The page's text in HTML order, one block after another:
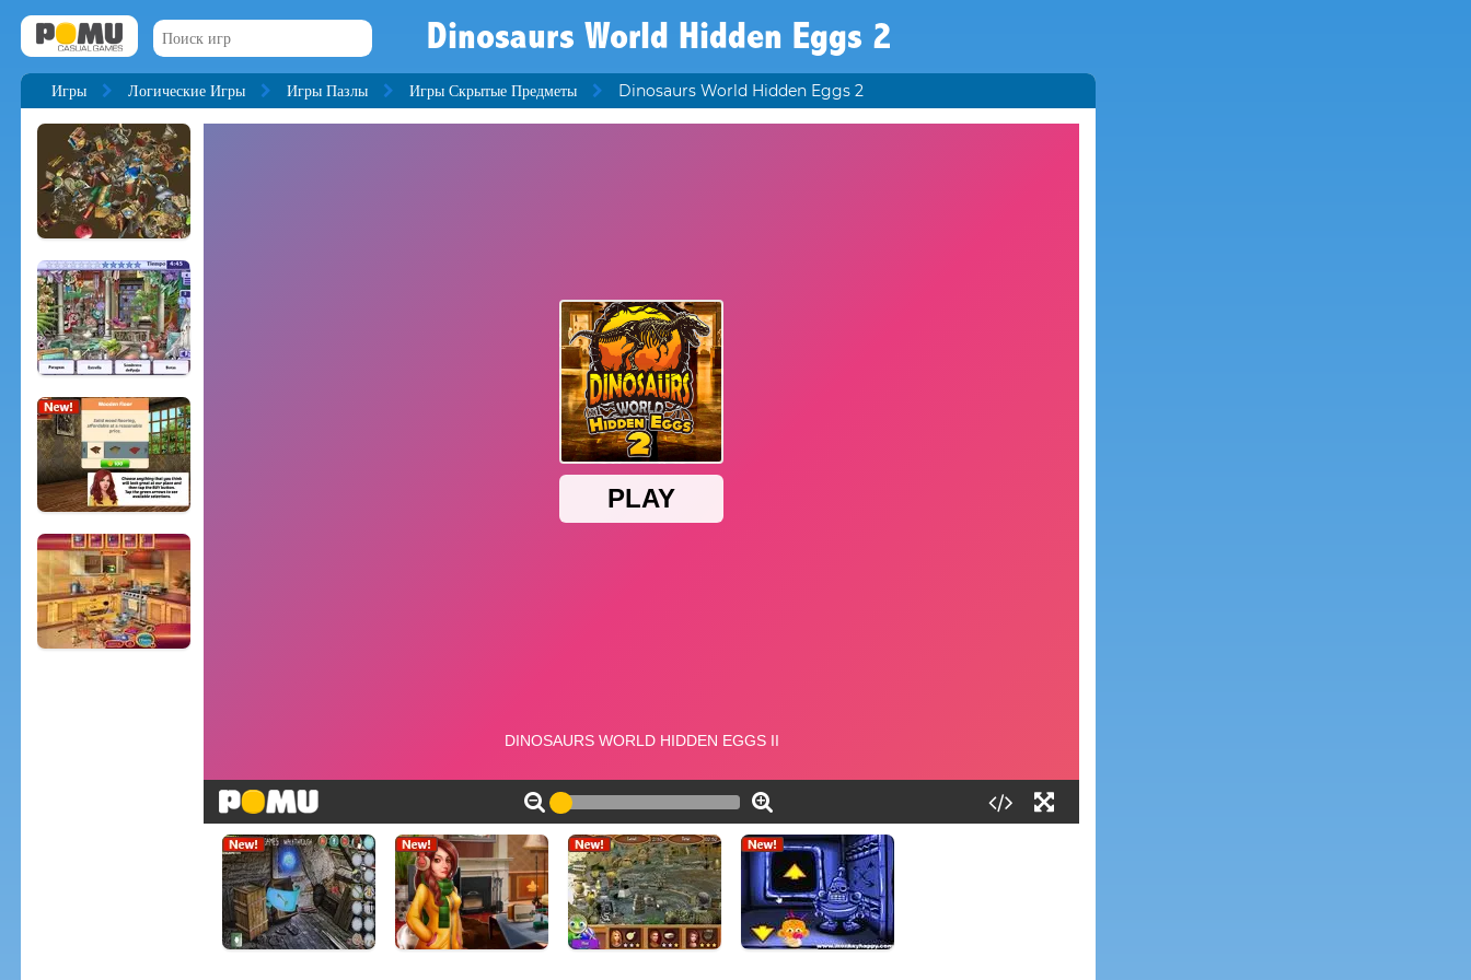
Dinosaurs World Hidden Eggs 2
Игры Логические Игры Игры Пазлы Игры Скрытые Предметы Dinosaurs World Hidden Eggs 2